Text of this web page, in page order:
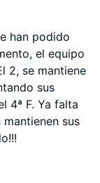
han podido
el equipo
2, se mantiene
sus
4ª F. Ya falta
sus